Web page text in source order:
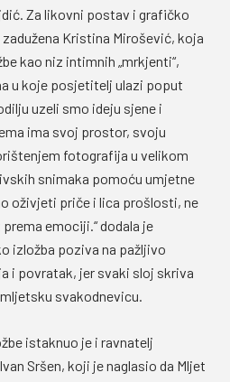
Za likovni postav i grafičko
Kristina Mirošević, koja
kao niz intimnih „mrkjenti“,
u koje posjetitelj ulazi poput
uzeli smo ideju sjene i
ima svoj prostor, svoju
fotografija u velikom
snimaka pomoću umjetne
oživjeti priče i lica prošlosti, ne
emociji.“ dodala je
izložba poziva na pažljivo
i povratak, jer svaki sloj skriva
svakodnevicu.
istaknuo je i ravnatelj
Sršen, koji je naglasio da Mljet